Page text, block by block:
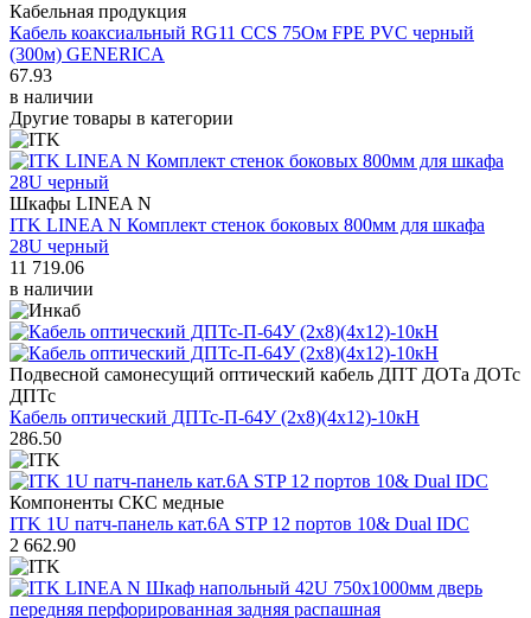
Кабельная продукция
Кабель коаксиальный RG11 CCS 75Ом FPE PVC черный
(300м) GENERICA
67.93
в наличии
Другие товары в категории
Шкафы LINEA N
ITK LINEA N Комплект стенок боковых 800мм для шкафа
28U черный
11 719.06
в наличии
Подвесной самонесущий оптический кабель ДПТ ДОТа ДОТс
ДПТс
Кабель оптический ДПТс-П-64У (2х8)(4х12)-10кН
286.50
Компоненты СКС медные
ITK 1U патч-панель кат.6A STP 12 портов 10& Dual IDC
2 662.90